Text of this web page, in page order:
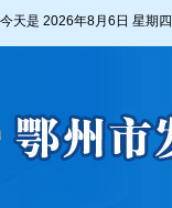
今天是 2026年8月6日 星期四